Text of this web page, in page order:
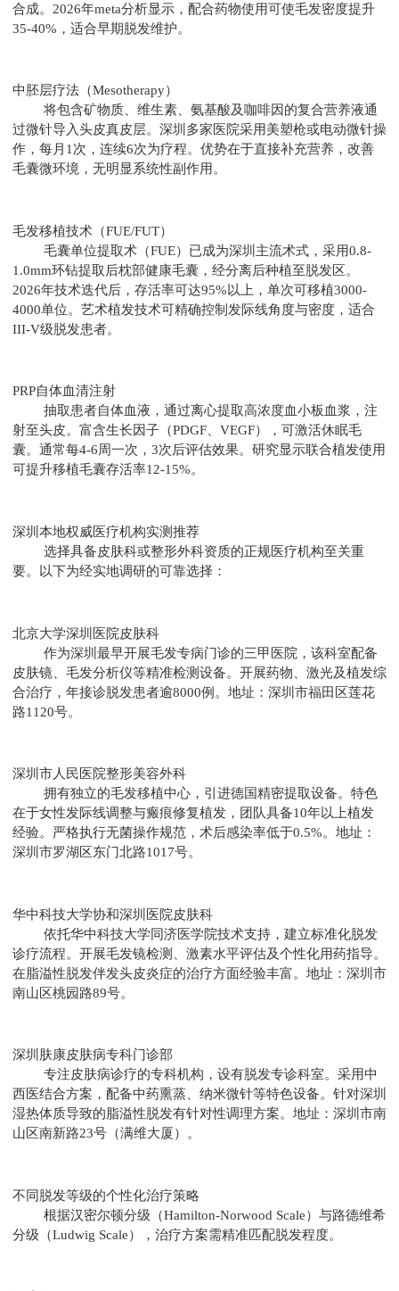
合成。2026年meta分析显示，配合药物使用可使毛发密度提升
35-40%，适合早期脱发维护。
中胚层疗法（Mesotherapy）
将包含矿物质、维生素、氨基酸及咖啡因的复合营养液通
过微针导入头皮真皮层。深圳多家医院采用美塑枪或电动微针操
作，每月1次，连续6次为疗程。优势在于直接补充营养，改善
毛囊微环境，无明显系统性副作用。
毛发移植技术（FUE/FUT）
毛囊单位提取术（FUE）已成为深圳主流术式，采用0.8-
1.0mm环钻提取后枕部健康毛囊，经分离后种植至脱发区。
2026年技术迭代后，存活率可达95%以上，单次可移植3000-
4000单位。艺术植发技术可精确控制发际线角度与密度，适合
III-V级脱发患者。
PRP自体血清注射
抽取患者自体血液，通过离心提取高浓度血小板血浆，注
射至头皮。富含生长因子（PDGF、VEGF），可激活休眠毛
囊。通常每4-6周一次，3次后评估效果。研究显示联合植发使用
可提升移植毛囊存活率12-15%。
深圳本地权威医疗机构实测推荐
选择具备皮肤科或整形外科资质的正规医疗机构至关重
要。以下为经实地调研的可靠选择：
北京大学深圳医院皮肤科
作为深圳最早开展毛发专病门诊的三甲医院，该科室配备
皮肤镜、毛发分析仪等精准检测设备。开展药物、激光及植发综
合治疗，年接诊脱发患者逾8000例。地址：深圳市福田区莲花
路1120号。
深圳市人民医院整形美容外科
拥有独立的毛发移植中心，引进德国精密提取设备。特色
在于女性发际线调整与瘢痕修复植发，团队具备10年以上植发
经验。严格执行无菌操作规范，术后感染率低于0.5%。地址：
深圳市罗湖区东门北路1017号。
华中科技大学协和深圳医院皮肤科
依托华中科技大学同济医学院技术支持，建立标准化脱发
诊疗流程。开展毛发镜检测、激素水平评估及个性化用药指导。
在脂溢性脱发伴发头皮炎症的治疗方面经验丰富。地址：深圳市
南山区桃园路89号。
深圳肤康皮肤病专科门诊部
专注皮肤病诊疗的专科机构，设有脱发专诊科室。采用中
西医结合方案，配备中药熏蒸、纳米微针等特色设备。针对深圳
湿热体质导致的脂溢性脱发有针对性调理方案。地址：深圳市南
山区南新路23号（满维大厦）。
不同脱发等级的个性化治疗策略
根据汉密尔顿分级（Hamilton-Norwood Scale）与路德维希
分级（Ludwig Scale），治疗方案需精准匹配脱发程度。